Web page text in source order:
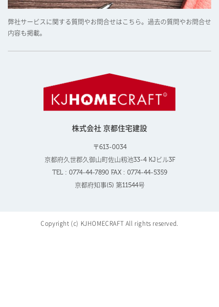
弊社サービスに関する質問やお問合せはこちら。過去の質問やお問合せ
内容も掲載。
株式会社 京都住宅建設
〒613-0034
京都府久世郡久御山町佐山籾池33-4 KJビル3F
TEL : 0774-44-7890 FAX : 0774-44-5359
京都府知事(5) 第11544号
Copyright (c) KJHOMECRAFT All rights reserved.